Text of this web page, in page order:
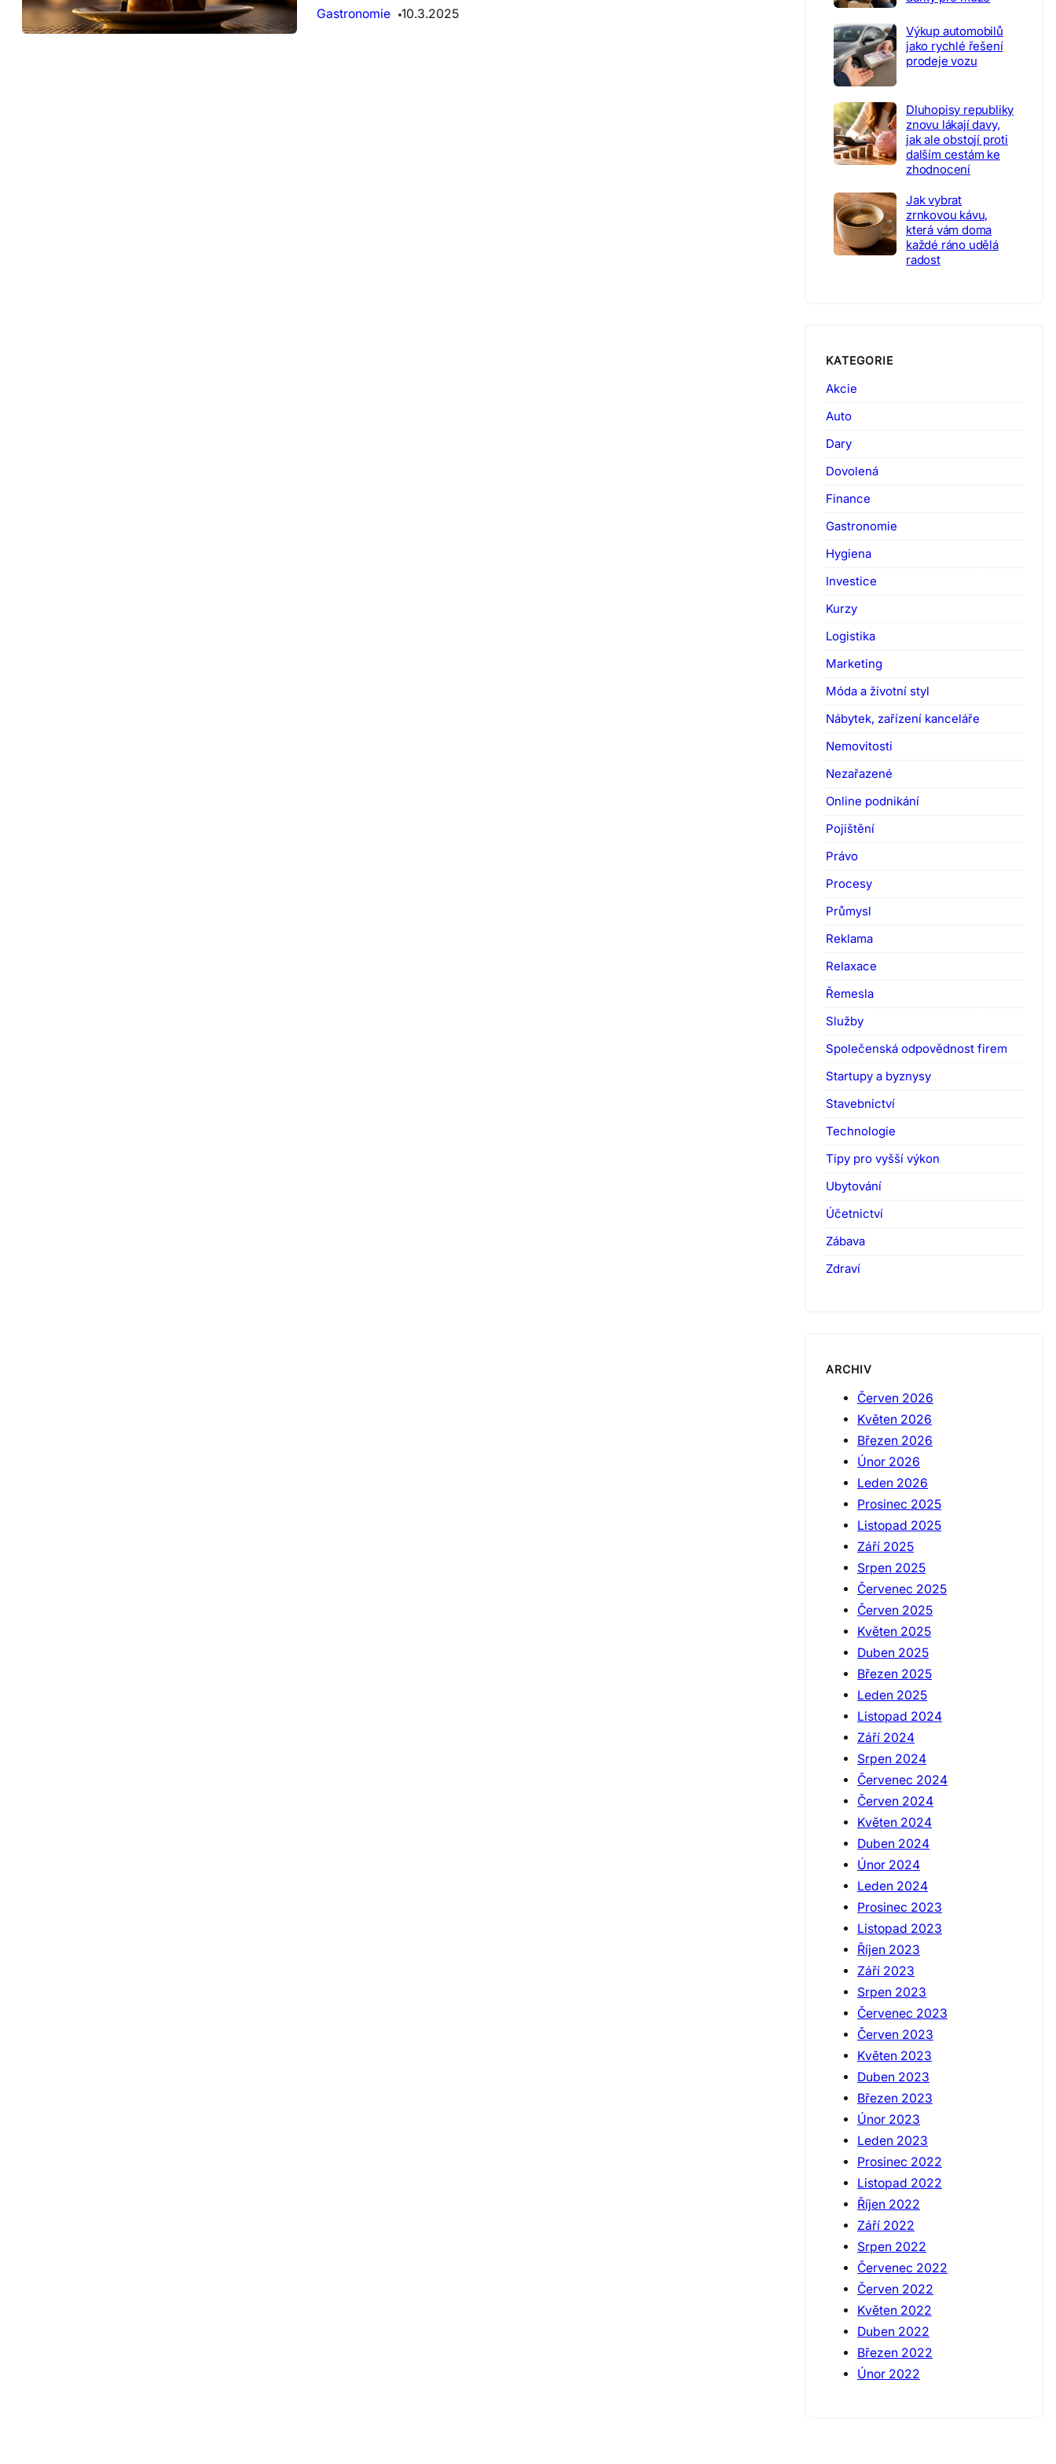
Gastronomie
10.3.2025
Výkup automobilů
jako rychlé řešení
prodeje vozu
Dluhopisy republiky
znovu lákají davy,
jak ale obstojí proti
dalším cestám ke
zhodnocení
Jak vybrat
zrnkovou kávu,
která vám doma
každé ráno udělá
radost
KATEGORIE
Akcie
Auto
Dary
Dovolená
Finance
Gastronomie
Hygiena
Investice
Kurzy
Logistika
Marketing
Móda a životní styl
Nábytek, zařízení kanceláře
Nemovitosti
Nezařazené
Online podnikání
Pojištění
Právo
Procesy
Průmysl
Reklama
Relaxace
Řemesla
Služby
Společenská odpovědnost firem
Startupy a byznysy
Stavebnictví
Technologie
Tipy pro vyšší výkon
Ubytování
Účetnictví
Zábava
Zdraví
ARCHIV
Červen 2026
Květen 2026
Březen 2026
Únor 2026
Leden 2026
Prosinec 2025
Listopad 2025
Září 2025
Srpen 2025
Červenec 2025
Červen 2025
Květen 2025
Duben 2025
Březen 2025
Leden 2025
Listopad 2024
Září 2024
Srpen 2024
Červenec 2024
Červen 2024
Květen 2024
Duben 2024
Únor 2024
Leden 2024
Prosinec 2023
Listopad 2023
Říjen 2023
Září 2023
Srpen 2023
Červenec 2023
Červen 2023
Květen 2023
Duben 2023
Březen 2023
Únor 2023
Leden 2023
Prosinec 2022
Listopad 2022
Říjen 2022
Září 2022
Srpen 2022
Červenec 2022
Červen 2022
Květen 2022
Duben 2022
Březen 2022
Únor 2022